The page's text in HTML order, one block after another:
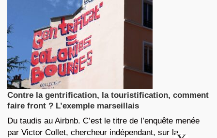
Contre la gentrification, la touristification, comment
faire front ? L’exemple marseillais
Du taudis au Airbnb. C’est le titre de l’enquête menée
par Victor Collet, chercheur indépendant, sur la